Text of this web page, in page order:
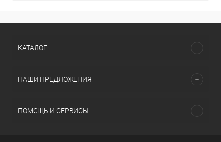
КАТАЛОГ
НАШИ ПРЕДЛОЖЕНИЯ
ПОМОЩЬ И СЕРВИСЫ